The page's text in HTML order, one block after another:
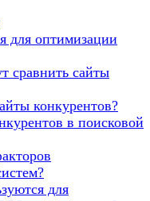
для оптимизации
сравнить сайты
конкурентов?
в поисковой
для